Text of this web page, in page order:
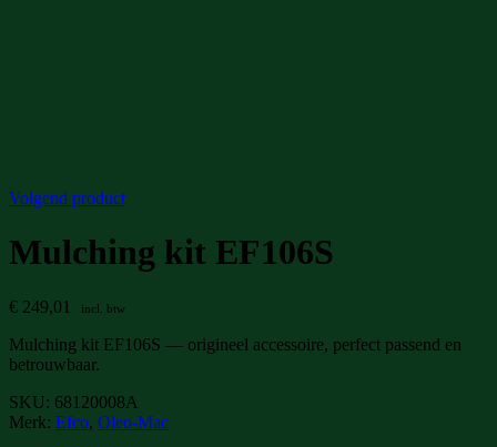
Volgend product
Mulching kit EF106S
€ 249,01 incl. btw
Mulching kit EF106S — origineel accessoire, perfect passend en
betrouwbaar.
SKU: 68120008A
Merk: Efco, Oleo-Mac